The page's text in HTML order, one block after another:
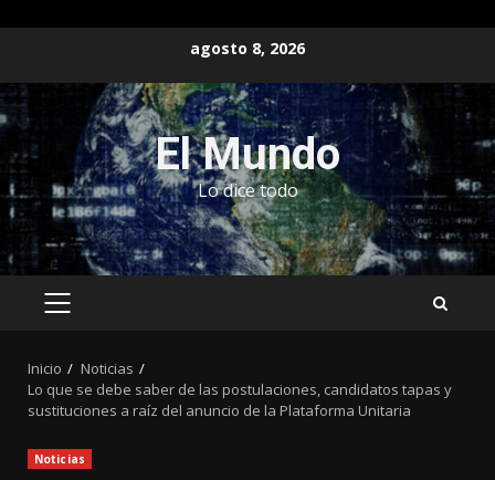
contenido
agosto 8, 2026
El Mundo
Lo dice todo
MENÚ
Inicio
Noticias
Lo que se debe saber de las postulaciones, candidatos tapas y
sustituciones a raíz del anuncio de la Plataforma Unitaria
Noticias